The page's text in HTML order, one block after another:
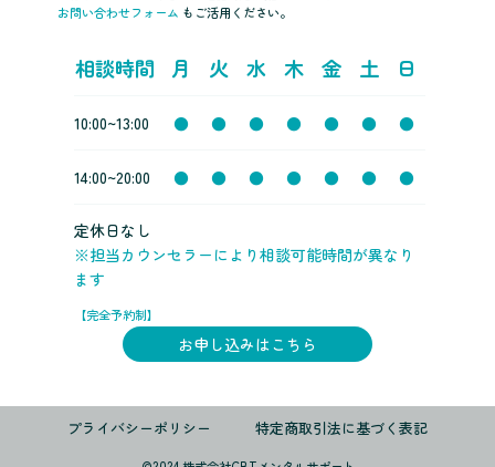
お問い合わせフォーム もご活用ください。
相談時間 月 火 水 木 金 土 日
10:00~13:00 ● ● ● ● ● ● ●
14:00~20:00 ● ● ● ● ● ● ●
定休日なし
※担当カウンセラーにより相談可能時間が異なり
ます
【完全予約制】
お申し込みはこちら
プライバシーポリシー 特定商取引法に基づく表記